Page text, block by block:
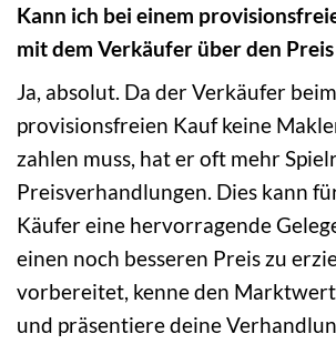
Kann ich bei einem
mit dem Verkäufer über den
Ja, absolut. Da der Verkäufer beim
provisionsfreien Kauf keine
zahlen muss, hat er oft mehr
Preisverhandlungen. Dies kann
Käufer eine hervorragende
einen noch besseren Preis zu
vorbereitet, kenne den
und präsentiere deine